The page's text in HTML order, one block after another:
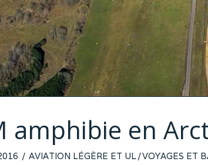
amphibie en
AVIATION LÉGÈRE ET UL/VOYAGES ET